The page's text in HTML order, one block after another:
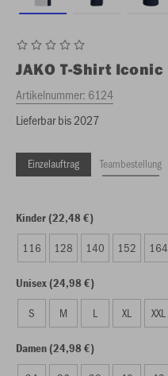
JAKO T-Shirt Iconic
Artikelnummer: 6124
Lieferbar bis 2027
Einzelauftrag Teambestellung
Kinder (22,48 €)
116 128 140 152 164
Unisex (24,98 €)
S M L XL XXL
Damen (24,98 €)